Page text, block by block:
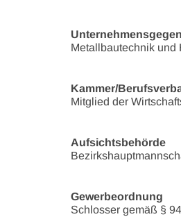
Metallbautechnik und
Kammer/
Mitglied der
Aufsichtsbehörde
Gewerbeordnung
Schlosser gemäß §